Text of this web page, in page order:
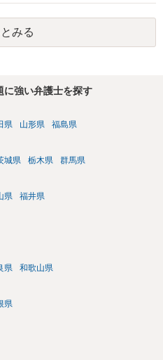
由がないことになります。
みる
に強い弁護士を探す
県 山形県 福島県
城県 栃木県 群馬県
県 福井県
県 和歌山県
県